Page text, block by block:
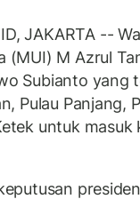
JAKARTA --
(MUI) M Azrul
Subianto yang
Pulau Panjang,
untuk